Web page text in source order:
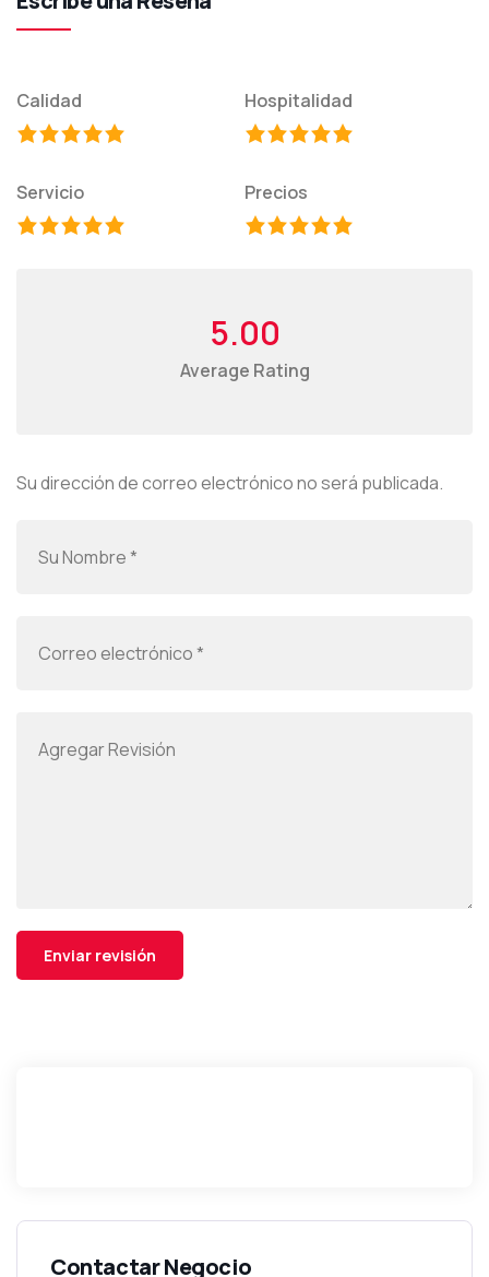
Calidad Hospitalidad
Servicio Precios
5.00
Average Rating
Su dirección de correo electrónico no será publicada.